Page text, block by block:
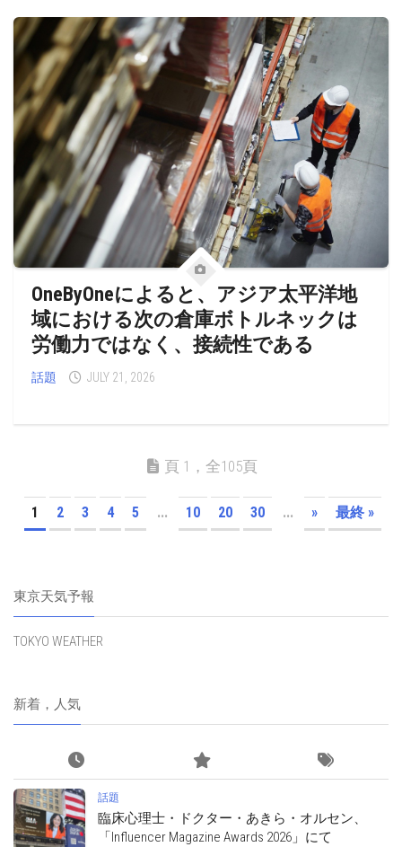
OneByOneによると、アジア太平洋地
域における次の倉庫ボトルネックは
労働力ではなく、接続性である
話題 JULY 21, 2026
頁 1，全105頁
1 2 3 4 5 ... 10 20 30 ... » 最終 »
東京天気予報
TOKYO WEATHER
新着，人気
話題
臨床心理士・ドクター・あきら・オルセン、
「Influencer Magazine Awards 2026」にて